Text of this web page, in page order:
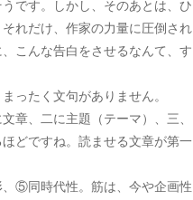
です。しかし、そのあとは、ひ
れだけ、作家の力量に圧倒され
こんな告白をさせるなんて、す
ったく文句がありません。
章、二に主題（テーマ）、三、
どですね。読ませる文章が第一
同時代性。筋は、今や企画性